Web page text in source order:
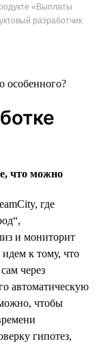
«Выплаты
разработчик
что можно
где
и мониторит
к тому, что
через
автоматическую
чтобы
гипотез,